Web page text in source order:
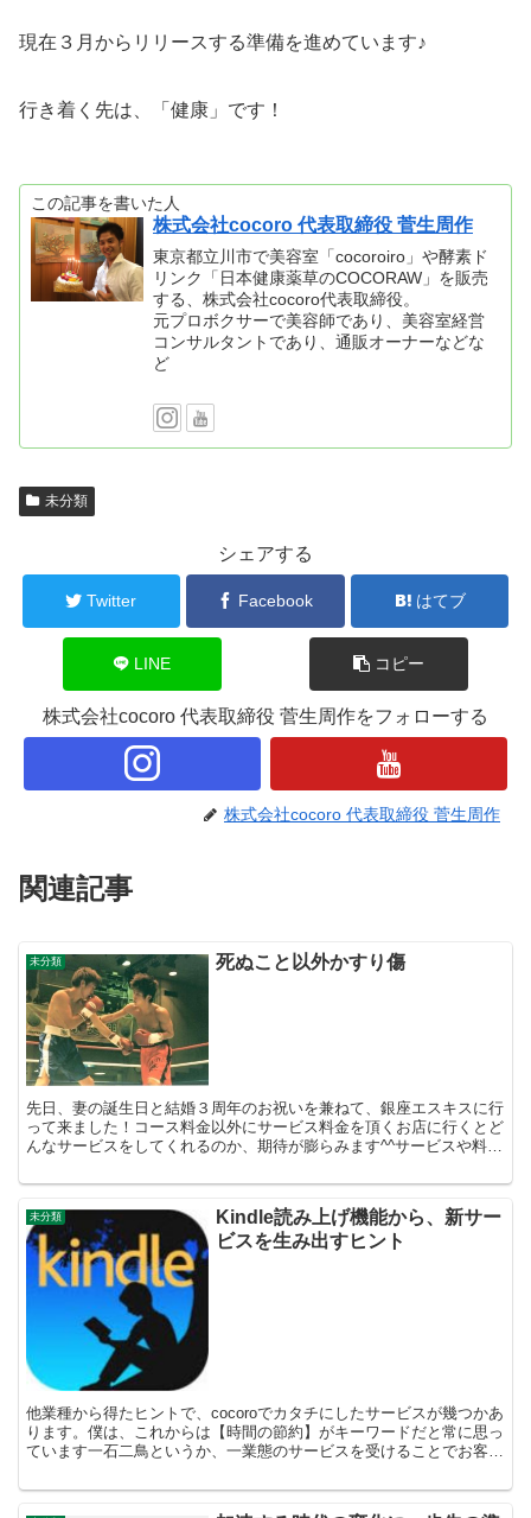
現在３月からリリースする準備を進めています♪
行き着く先は、「健康」です！
この記事を書いた人
株式会社cocoro 代表取締役 菅生周作
東京都立川市で美容室「cocoroiro」や酵素ド
リンク「日本健康薬草のCOCORAW」を販売
する、株式会社cocoro代表取締役。
元プロボクサーで美容師であり、美容室経営
コンサルタントであり、通販オーナーなどな
ど
未分類
シェアする
Twitter Facebook はてブ
LINE コピー
株式会社cocoro 代表取締役 菅生周作をフォローする
株式会社cocoro 代表取締役 菅生周作
関連記事
未分類 死ぬこと以外かすり傷
先日、妻の誕生日と結婚３周年のお祝いを兼ねて、銀座エスキスに行
って来ました！コース料金以外にサービス料金を頂くお店に行くとど
んなサービスをしてくれるのか、期待が膨らみます^^サービスや料理
未分類
Kindle読み上げ機能から、新サー
ビスを生み出すヒント
他業種から得たヒントで、cocoroでカタチにしたサービスが幾つかあ
ります。僕は、これからは【時間の節約】がキーワードだと常に思っ
ています一石二鳥というか、一業態のサービスを受けることでお客さ